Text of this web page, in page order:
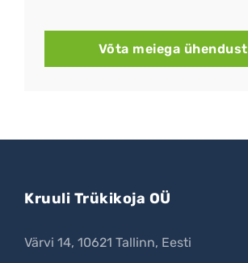
Võta meiega ühendust
Kruuli Trükikoja OÜ
Värvi 14, 10621 Tallinn, Eesti